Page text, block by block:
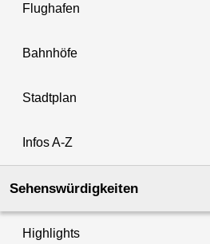
Flughafen
Bahnhöfe
Stadtplan
Infos A-Z
Sehenswürdigkeiten
Highlights